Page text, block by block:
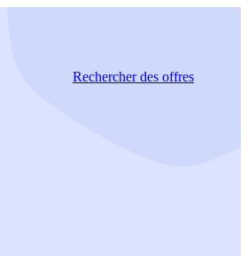
Rechercherdes offres